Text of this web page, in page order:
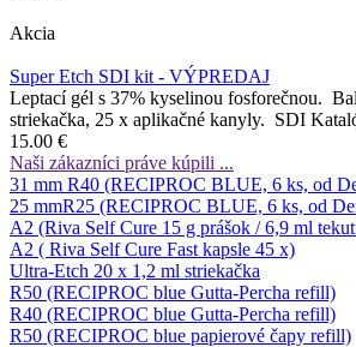
Akcia
Super Etch SDI kit - VÝPREDAJ
Leptací gél s 37% kyselinou fosforečnou.
striekačka, 25 x aplikačné kanyly. SDI
15.00 €
Naši zákazníci práve kúpili ...
31 mm R40 (RECIPROC BLUE, 6 ks, od
25 mmR25 (RECIPROC BLUE, 6 ks, od
A2 (Riva Self Cure 15 g prášok / 6,9 ml
A2 ( Riva Self Cure Fast kapsle 45 x)
Ultra-Etch 20 x 1,2 ml striekačka
R50 (RECIPROC blue Gutta-Percha refill)
R40 (RECIPROC blue Gutta-Percha refill)
R50 (RECIPROC blue papierové čapy refill)